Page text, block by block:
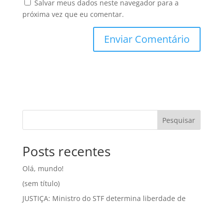
Salvar meus dados neste navegador para a
próxima vez que eu comentar.
Pesquisar
Posts recentes
Olá, mundo!
(sem título)
JUSTIÇA: Ministro do STF determina liberdade de